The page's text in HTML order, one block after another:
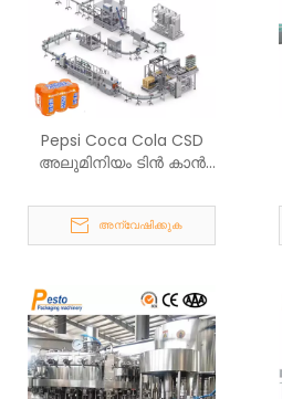
Pepsi Coca Cola CSD
അലുമിനിയം ടിൻ കാൻ
അന്വേഷിക്കുക